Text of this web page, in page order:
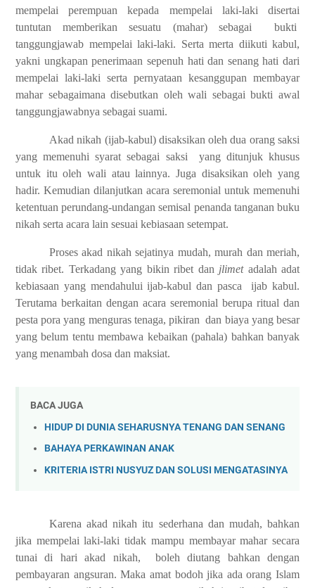
mempelai perempuan kepada mempelai laki-laki disertai
tuntutan memberikan sesuatu (mahar) sebagai
bukti
tanggungjawab mempelai laki-laki. Serta merta diikuti kabul,
yakni ungkapan penerimaan sepenuh hati dan senang hati dari
mempelai laki-laki serta pernyataan kesanggupan membayar
mahar sebagaimana disebutkan oleh wali sebagai bukti awal
tanggungjawabnya sebagai suami.
Akad nikah (ijab-kabul) disaksikan oleh dua orang saksi
yang memenuhi syarat sebagai saksi
yang ditunjuk khusus
untuk itu oleh wali atau lainnya. Juga disaksikan oleh yang
hadir. Kemudian dilanjutkan acara seremonial untuk memenuhi
ketentuan perundang-undangan semisal penanda tanganan buku
nikah serta acara lain sesuai kebiasaan setempat.
Proses akad nikah sejatinya mudah, murah dan meriah,
tidak ribet. Terkadang yang bikin ribet dan jlimet adalah adat
kebiasaan yang mendahului ijab-kabul dan pasca
ijab kabul.
Terutama berkaitan dengan acara seremonial berupa ritual dan
pesta pora yang menguras tenaga, pikiran dan biaya yang besar
yang belum tentu membawa kebaikan (pahala) bahkan banyak
yang menambah dosa dan maksiat.
BACA JUGA
HIDUP DI DUNIA SEHARUSNYA TENANG DAN SENANG
BAHAYA PERKAWINAN ANAK
KRITERIA ISTRI NUSYUZ DAN SOLUSI MENGATASINYA
Karena akad nikah itu sederhana dan mudah, bahkan
jika mempelai laki-laki tidak mampu membayar mahar secara
tunai di hari akad nikah,
boleh diutang bahkan dengan
pembayaran angsuran. Maka amat bodoh jika ada orang Islam